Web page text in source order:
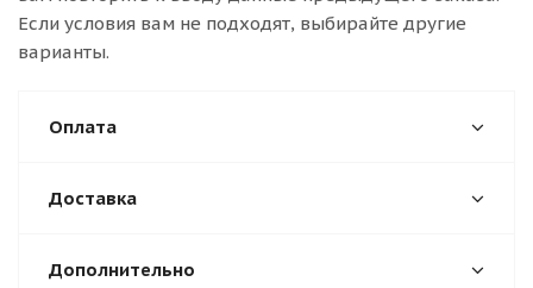
Если условия вам не подходят, выбирайте другие
варианты.
Оплата
Доставка
Дополнительно